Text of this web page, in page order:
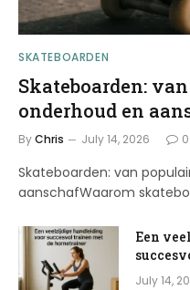
SKATEBOARDEN
Skateboarden:
onderhoud en
ByChris July 14, 2026 0
Skateboarden: van
aanschafWaarom
Een
July 14,